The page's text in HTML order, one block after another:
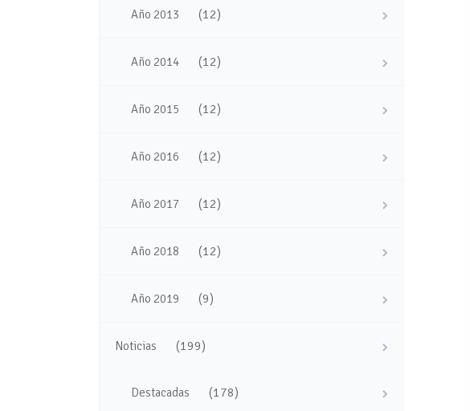
Año 2013 (12)
Año 2014 (12)
Año 2015 (12)
Año 2016 (12)
Año 2017 (12)
Año 2018 (12)
Año 2019 (9)
Noticias (199)
Destacadas (178)